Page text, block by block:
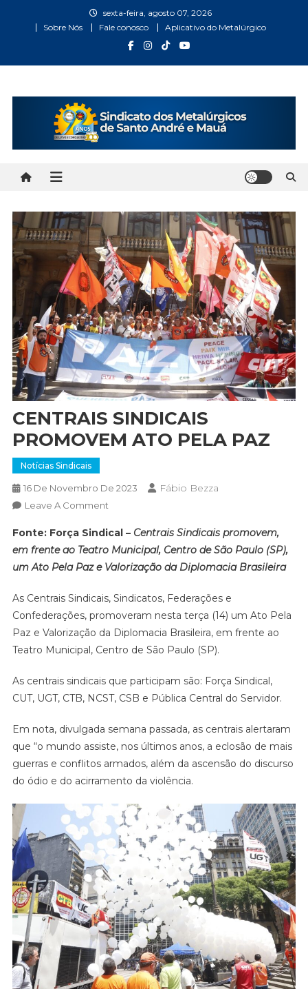
sexta-feira, agosto 07, 2026
Sobre Nós
Fale conosco Aplicativo do Metalúrgico
Metalúrgicos Santo André
e Mauá
CENTRAIS SINDICAIS
PROMOVEM ATO PELA PAZ
Notícias Sindicais
16 De Novembro De 2023 Fábio Bezza
Leave A CommentOn
SINDICAIS
PROMOVEM
ATO
PAZ
Fonte: Força Sindical – Centrais Sindicais promovem,
em frente ao Teatro Municipal, Centro de São Paulo (SP),
um Ato Pela Paz e Valorização da Diplomacia Brasileira
As Centrais Sindicais, Sindicatos, Federações e
Confederações, promoveram nesta terça (14) um Ato Pela
Paz e Valorização da Diplomacia Brasileira, em frente ao
Teatro Municipal, Centro de São Paulo (SP).
As centrais sindicais que participam são: Força Sindical,
CUT, UGT, CTB, NCST, CSB e Pública Central do Servidor.
Em nota, divulgada semana passada, as centrais alertaram
que “o mundo assiste, nos últimos anos, a eclosão de mais
guerras e conflitos armados, além da ascensão do discurso
do ódio e do acirramento da violência.